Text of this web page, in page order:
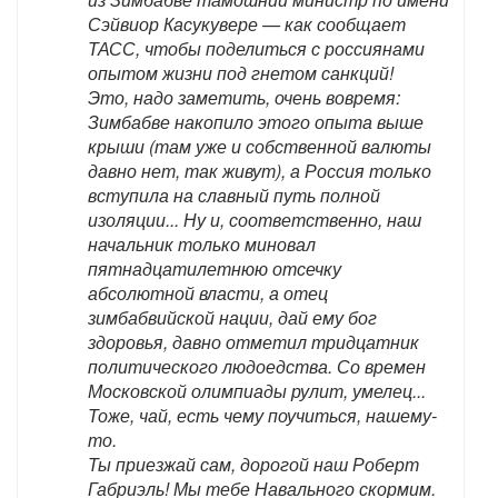
Сэйвиор Касукувере — как сообщает
ТАСС, чтобы поделиться с россиянами
опытом жизни под гнетом санкций!
Это, надо заметить, очень вовремя:
Зимбабве накопило этого опыта выше
крыши (там уже и собственной валюты
давно нет, так живут), а Россия только
вступила на славный путь полной
изоляции... Ну и, соответственно, наш
начальник только миновал
пятнадцатилетнюю отсечку
абсолютной власти, а отец
зимбабвийской нации, дай ему бог
здоровья, давно отметил тридцатник
политического людоедства. Со времен
Московской олимпиады рулит, умелец...
Тоже, чай, есть чему поучиться, нашему-
то.
Ты приезжай сам, дорогой наш Роберт
Габриэль! Мы тебе Навального скормим.